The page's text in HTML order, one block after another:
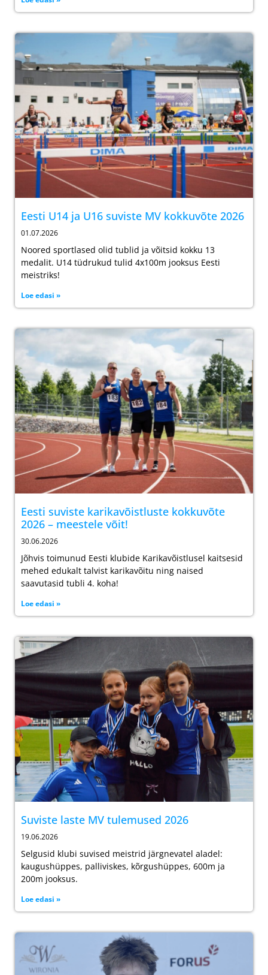
Eesti U14 ja U16 suviste MV kokkuvõte 2026
01.07.2026
Noored sportlased olid tublid ja võitsid kokku 13
medalit. U14 tüdrukud tulid 4x100m jooksus Eesti
meistriks!
Loe edasi »
Eesti suviste karikavõistluste kokkuvõte
2026 – meestele võit!
30.06.2026
Jõhvis toimunud Eesti klubide Karikavõistlusel kaitsesid
mehed edukalt talvist karikavõitu ning naised
saavutasid tubli 4. koha!
Loe edasi »
Suviste laste MV tulemused 2026
19.06.2026
Selgusid klubi suvised meistrid järgnevatel aladel:
kaugushüppes, palliviskes, kõrgushüppes, 600m ja
200m jooksus.
Loe edasi »